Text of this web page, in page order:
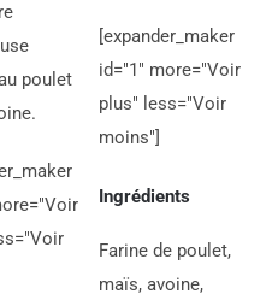
poulet
[expander_maker
id="1" more="Voir
plus" less="Voir
moins"]
Ingrédients
Farine de poulet,
maïs, avoine,